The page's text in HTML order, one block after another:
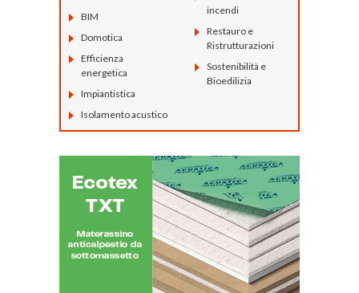
BIM
Domotica
Efficienza
energetica
Impiantistica
Isolamento acustico
incendi
Restauro e
Ristrutturazioni
Sostenibilità e
Bioedilizia